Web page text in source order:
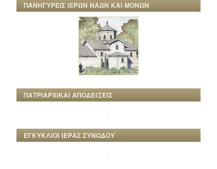
ΠΑΝΗΓΥΡΕΙΣ ΙΕΡΩΝ ΝΑΩΝ ΚΑΙ ΜΟΝΩΝ
ΠΑΤΡΙΑΡΧΙΚΑΙ ΑΠΟΔΕΙΞΕΙΣ
ΕΓΚΥΚΛΙΟΙ ΙΕΡΑΣ ΣΥΝΟΔΟΥ